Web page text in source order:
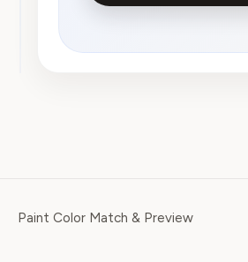
Paint Color Match & Preview